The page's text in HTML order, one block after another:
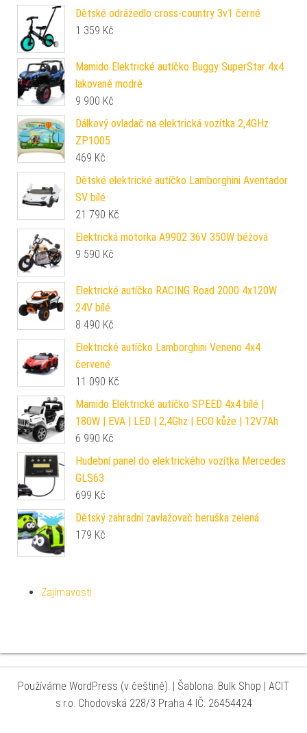
Dětské odrážedlo cross-country 3v1 černé
1 359 Kč
Mamido Elektrické autíčko Buggy SuperStar 4x4
lakované modré
9 900 Kč
Dálkový ovladač na elektrická vozítka 2,4GHz
ZP1005
469 Kč
Dětské elektrické autíčko Lamborghini Aventador
SV bílé
21 790 Kč
Elektrická motorka A9902 36V 350W béžová
9 590 Kč
Elektrické autíčko RACING Road 2000 4x120W
24V bílé
8 490 Kč
Elektrické autíčko Lamborghini Veneno 4x4
červené
11 090 Kč
Mamido Elektrické autíčko SPEED 4x4 bílé |
180W | EVA | LED | 2,4Ghz | ECO kůže | 12V7Ah
6 990 Kč
Hudební panel do elektrického vozítka Mercedes
GLS63
699 Kč
Dětský zahradní zavlažovač beruška zelená
179 Kč
Zajímavosti
Používáme WordPress (v češtině). | Šablona: Bulk Shop | ACIT
s.r.o. Chodovská 228/3 Praha 4 IČ: 26454424